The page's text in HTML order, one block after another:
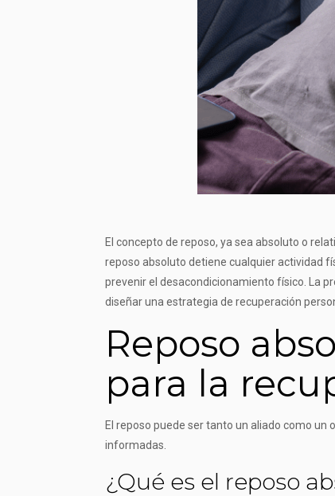
El concepto de reposo, ya sea absoluto o
reposo absoluto detiene cualquier actividad
prevenir el desacondicionamiento físico. La
diseñar una estrategia de recuperación
Reposo
para la
El reposo puede ser tanto un aliado como
informadas.
¿Qué es el reposo